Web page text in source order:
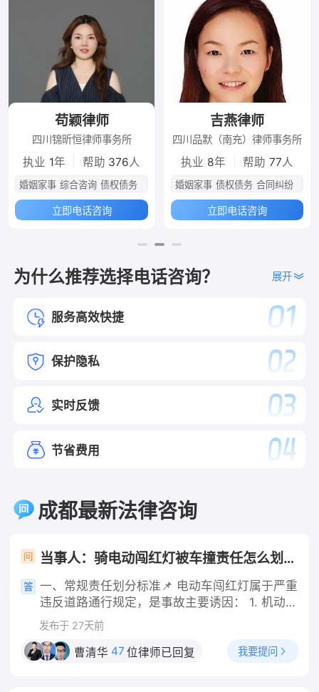
苟颖律师
四川锦昕恒律师事务所
执业 1年 帮助 376人
婚姻家事 综合咨询 债权债务
立即电话咨询
吉燕律师
四川品默（南充）律师事务所
执业 8年 帮助 77人
婚姻家事 债权债务 合同纠纷
立即电话咨询
为什么推荐选择电话咨询？ 展开
服务高效快捷
保护隐私
实时反馈
节省费用
成都最新法律咨询
当事人：骑电动闯红灯被车撞责任怎么划分 帮问助手：你是哪一方？ 当事人：骑电动车方 帮问助手：报警了吗？认定书出了吗？责任怎么划分的？ 当事人：已报未定责 帮问助手：有没有人受伤？车损严重吗？ 当事人：有人受伤 帮问助手：伤到哪了？医疗费大概花了多少？ 当事人：轻伤
一、常规责任划分标准📌 电动车闯红灯属于严重
违反道路通行规定，是事故主要诱因： 1. 机动车
正常行驶、无超速、酒驾、分心驾驶等违法行
为：电动车主责（70%及以上），机动车次责
（30%以内），多数情况划定电动车全责；
发布于 27天前
曹清华 47 位律师已回复 我要提问